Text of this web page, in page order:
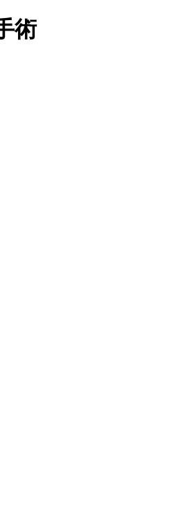
術